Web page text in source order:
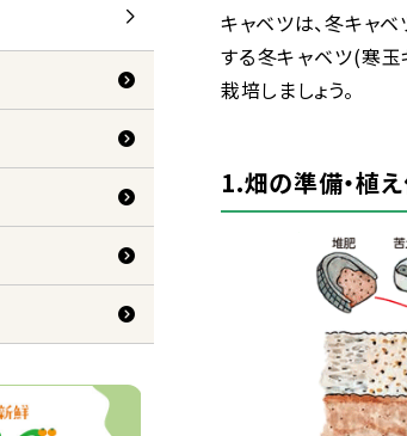
キャベツは、冬キャベ
する冬キャベツ(寒玉
栽培しましょう。
1.畑の準備・植え